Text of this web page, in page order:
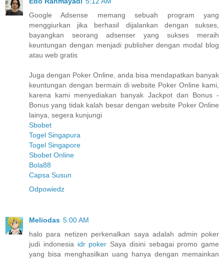
Google Adsense memang sebuah program yang
menggiurkan jika berhasil dijalankan dengan sukses,
bayangkan seorang adsenser yang sukses meraih
keuntungan dengan menjadi publisher dengan modal blog
atau web gratis
Juga dengan Poker Online, anda bisa mendapatkan banyak
keuntungan dengan bermain di website Poker Online kami,
karena kami menyediakan banyak Jackpot dan Bonus -
Bonus yang tidak kalah besar dengan website Poker Online
lainya, segera kunjungi
Sbobet
Togel Singapura
Togel Singapore
Sbobet Online
Bola88
Capsa Susun
Odpowiedz
Meliodas 5:00 AM
halo para netizen perkenalkan saya adalah admin poker
judi indonesia idr poker Saya disini sebagai promo game
yang bisa menghasilkan uang hanya dengan memainkan